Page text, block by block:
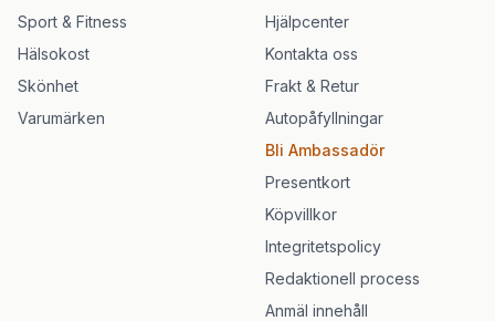
Sport & Fitness
Hälsokost
Skönhet
Varumärken
Hjälpcenter
Kontakta oss
Frakt & Retur
Autopåfyllningar
Bli Ambassadör
Presentkort
Köpvillkor
Integritetspolicy
Redaktionell process
Anmäl innehåll